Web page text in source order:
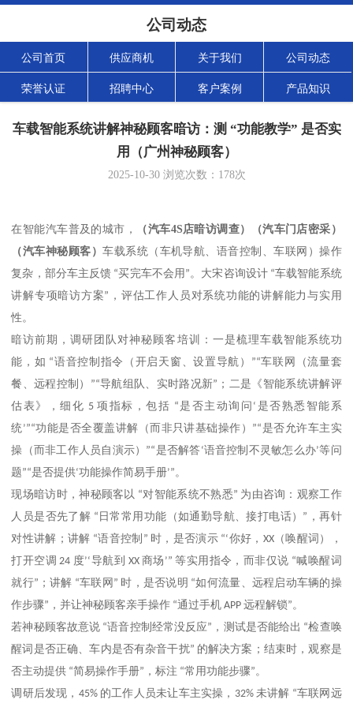
公司动态
公司首页 供应商机 关于我们 公司动态
荣誉认证 招聘中心 客户案例 产品知识
车载智能系统讲解神秘顾客暗访：测 “功能教学” 是否实
用（广州神秘顾客）
2025-10-30浏览次数： 178次
在智能汽车普及的城市， （汽车4S店暗访调查）（汽车门店密采 ）
（汽车神秘顾客 ）车载系统（车机导航、语音控制、车联网）操作
复杂，部分车主反馈 “买完车不会用”。大宋咨询设计 “车载智能系统
讲解专项暗访方案” ，评估工作人员对系统功能的讲解能力与实用
性。
暗访前期，调研团队对神秘顾客培训：一是梳理车载智能系统功
能，如 “语音控制指令（开启天窗、设置导航） ”“车联网（流量套
餐、远程控制） ”“导航组队、实时路况新” ；二是《智能系统讲解评
估表》，细化 5项指标，包括 “是否主动询问 ‘ 是否熟悉智能系
统’”“功能是否全覆盖讲解（而非只讲基础操作） ”“是否允许车主实
操（而非工作人员自演示） ”“是否解答 ‘语音控制不灵敏怎么办’等问
题”“是否提供‘功能操作简易手册’”。
现场暗访时，神秘顾客以 “对智能系统不熟悉” 为由咨询：观察工作
人员是否先了解 “ 日常常用功能（如通勤导航、接打电话） ” ，再针
对性讲解；讲解 “语音控制 ” 时，是否演示 “‘你好， XX（唤醒词），
打开空调24 度’‘导航到 XX 商场 ’”等实用指令，而非仅说 “喊唤醒词
就行” ；讲解 “车联网 ” 时，是否说明 “如何流量、远程启动车辆的操
作步骤” ，并让神秘顾客亲手操作 “通过手机APP远程解锁”。
若神秘顾客故意说 “语音控制经常没反应” ，测试是否能给出 “检查唤
醒词是否正确、车内是否有杂音干扰” 的解决方案；结束时，观察是
否主动提供 “简易操作手册” ，标注 “常用功能步骤”。
调研后发现， 45% 的工作人员未让车主实操， 32% 未讲解 “车联网远